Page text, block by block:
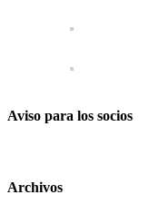
Aviso para los socios
Archivos